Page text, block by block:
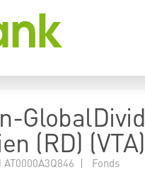
(RD) (VTA)
| Fonds